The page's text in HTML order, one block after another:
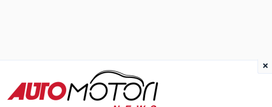
×